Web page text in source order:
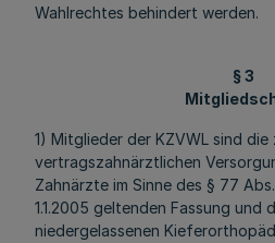
Wahlrechtes behindert werden.
§ 3
1) Mitglieder der KZVWL sind die
vertragszahnärztlichen
Zahnärzte im Sinne des § 77
1.1.2005 geltenden Fassung und
niedergelassenen